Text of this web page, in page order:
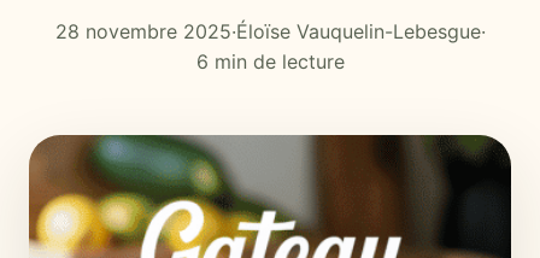
28 novembre 2025·Éloïse Vauquelin-Lebesgue·
6 min de lecture